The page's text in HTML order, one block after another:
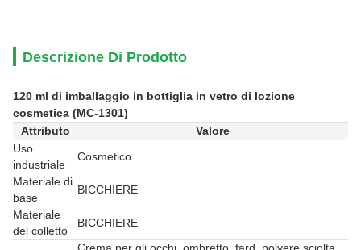
Descrizione Di Prodotto
120 ml di imballaggio in bottiglia in vetro di lozione
cosmetica (MC-1301)
Attributo
Valore
Uso
industriale
Cosmetico
Materiale di
base
BICCHIERE
Materiale
del colletto
BICCHIERE